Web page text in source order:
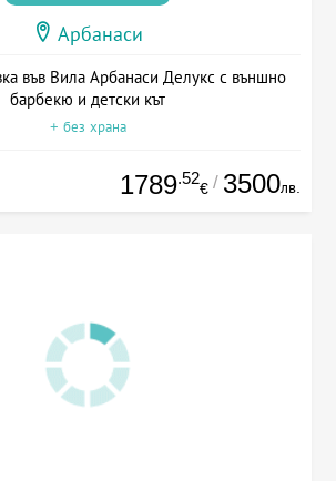
Арбанаси
във Вила Арбанаси Делукс с външно
барбекю и детски кът
+ без храна
1789.52
€ / 3500лв.